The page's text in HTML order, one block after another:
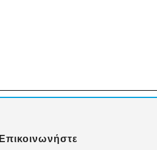
Επικοινωνήστε